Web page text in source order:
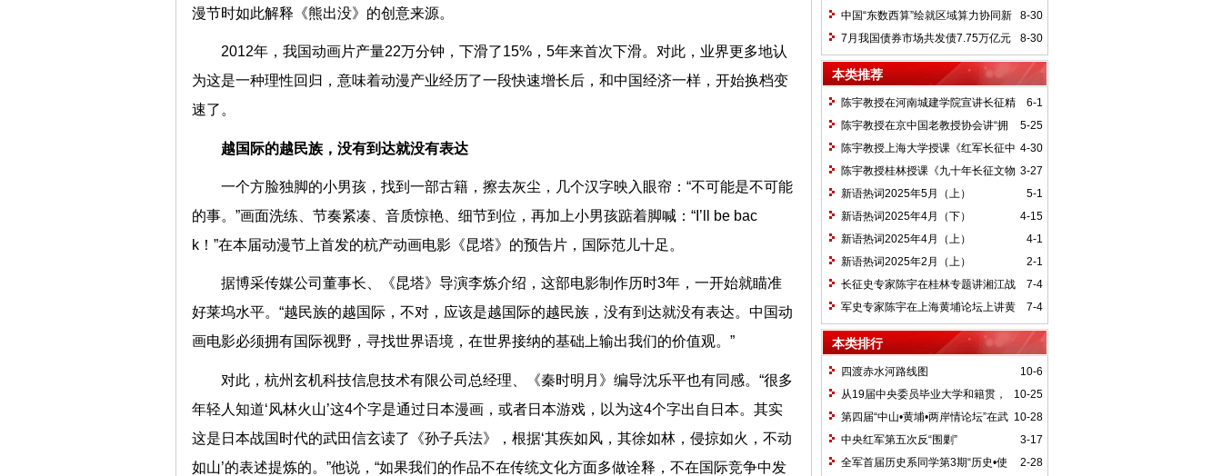
漫节时如此解释《熊出没》的创意来源。
2012年，我国动画片产量22万分钟，下滑了15%，5年来首次下滑。对此，业界更多地认
为这是一种理性回归，意味着动漫产业经历了一段快速增长后，和中国经济一样，开始换档变
速了。
越国际的越民族，没有到达就没有表达
一个方脸独脚的小男孩，找到一部古籍，擦去灰尘，几个汉字映入眼帘：“不可能是不可能
的事。”画面洗练、节奏紧凑、音质惊艳、细节到位，再加上小男孩踮着脚喊：“I’ll be bac
k！”在本届动漫节上首发的杭产动画电影《昆塔》的预告片，国际范儿十足。
据博采传媒公司董事长、《昆塔》导演李炼介绍，这部电影制作历时3年，一开始就瞄准
好莱坞水平。“越民族的越国际，不对，应该是越国际的越民族，没有到达就没有表达。中国动
画电影必须拥有国际视野，寻找世界语境，在世界接纳的基础上输出我们的价值观。”
对此，杭州玄机科技信息技术有限公司总经理、《秦时明月》编导沈乐平也有同感。“很多
年轻人知道‘风林火山’这4个字是通过日本漫画，或者日本游戏，以为这4个字出自日本。其实
这是日本战国时代的武田信玄读了《孙子兵法》，根据‘其疾如风，其徐如林，侵掠如火，不动
如山’的表述提炼的。”他说，“如果我们的作品不在传统文化方面多做诠释，不在国际竞争中发
8-30
中国“东数西算”绘就区域算力协同新
图景
8-30
7月我国债券市场共发债7.75万亿元
本类推荐
6-1
陈宇教授在河南城建学院宣讲长征精
神及红25军长征史
5-25
陈宇教授在京中国老教授协会讲“拥
抱中华新文明”
4-30
陈宇教授上海大学授课《红军长征中
的黄埔师生》
3-27
陈宇教授桂林授课《九十年长征文物
鉴赏》
5-1
新语热词2025年5月（上）
4-15
新语热词2025年4月（下）
4-1
新语热词2025年4月（上）
2-1
新语热词2025年2月（上）
7-4
长征史专家陈宇在桂林专题讲湘江战
役精神
7-4
军史专家陈宇在上海黄埔论坛上讲黄
埔精神与国家统一大业
本类排行
10-6
四渡赤水河路线图
10-25
从19届中央委员毕业大学和籍贯，
看当代中国文化区域积淀
10-28
第四届“中山•黄埔•两岸情论坛”在武
汉举行
3-17
中央红军第五次反“围剿”
2-28
全军首届历史系同学第3期“历史•使